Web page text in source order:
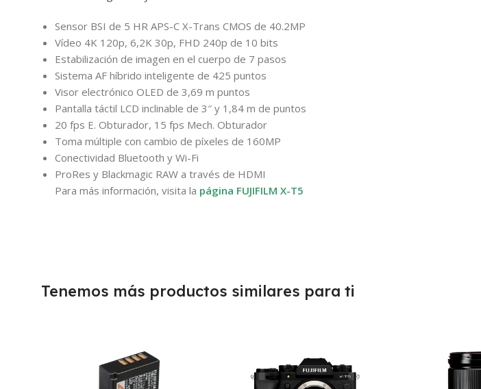
Sensor BSI de 5 HR APS-C X-Trans CMOS de 40.2MP
Vídeo 4K 120p, 6,2K 30p, FHD 240p de 10 bits
Estabilización de imagen en el cuerpo de 7 pasos
Sistema AF híbrido inteligente de 425 puntos
Visor electrónico OLED de 3,69 m puntos
Pantalla táctil LCD inclinable de 3″ y 1,84 m de puntos
20 fps E. Obturador, 15 fps Mech. Obturador
Toma múltiple con cambio de píxeles de 160MP
Conectividad Bluetooth y Wi-Fi
ProRes y Blackmagic RAW a través de HDMI
Para más información, visita la página FUJIFILM X-T5
Tenemos más productos similares para ti